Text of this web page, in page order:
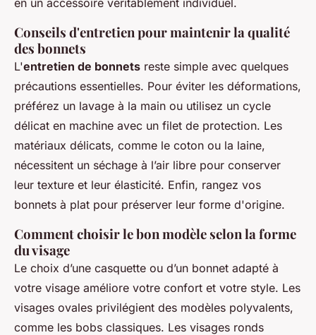
Conseils d'entretien pour maintenir la qualité
des bonnets
L'entretien de bonnets reste simple avec quelques
précautions essentielles. Pour éviter les déformations,
préférez un lavage à la main ou utilisez un cycle
délicat en machine avec un filet de protection. Les
matériaux délicats, comme le coton ou la laine,
nécessitent un séchage à l’air libre pour conserver
leur texture et leur élasticité. Enfin, rangez vos
bonnets à plat pour préserver leur forme d'origine.
Comment choisir le bon modèle selon la forme
du visage
Le choix d’une casquette ou d’un bonnet adapté à
votre visage améliore votre confort et votre style. Les
visages ovales privilégient des modèles polyvalents,
comme les bobs classiques. Les visages ronds